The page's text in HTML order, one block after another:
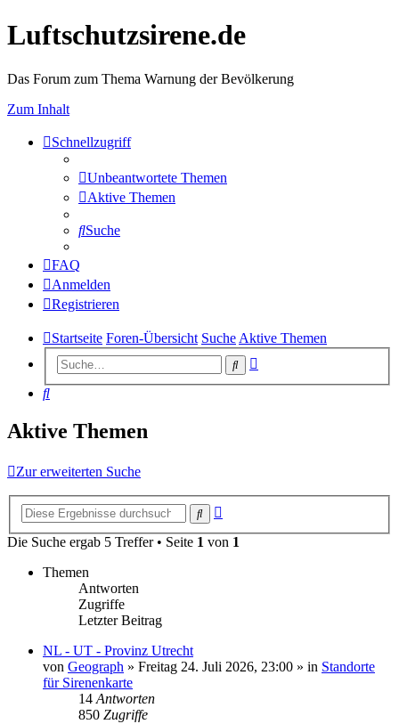
Luftschutzsirene.de
Das Forum zum Thema Warnung der Bevölkerung
Zum Inhalt
Schnellzugriff
Unbeantwortete Themen
Aktive Themen
Suche
FAQ
Anmelden
Registrieren
Startseite Foren-Übersicht Suche Aktive Themen
Suche
Suche
Aktive Themen
Zur erweiterten Suche
Suche
Die Suche ergab 5 Treffer • Seite 1 von 1
Themen
Antworten
Zugriffe
Letzter Beitrag
NL - UT - Provinz Utrecht
von Geograph » Freitag 24. Juli 2026, 23:00 » in Standorte
für Sirenenkarte
14 Antworten
850 Zugriffe